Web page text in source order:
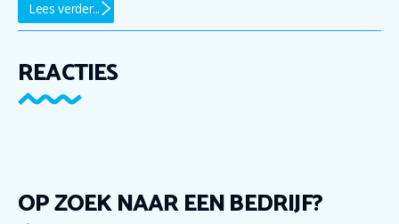
Lees verder...
REACTIES
OP ZOEK NAAR EEN BEDRIJF?